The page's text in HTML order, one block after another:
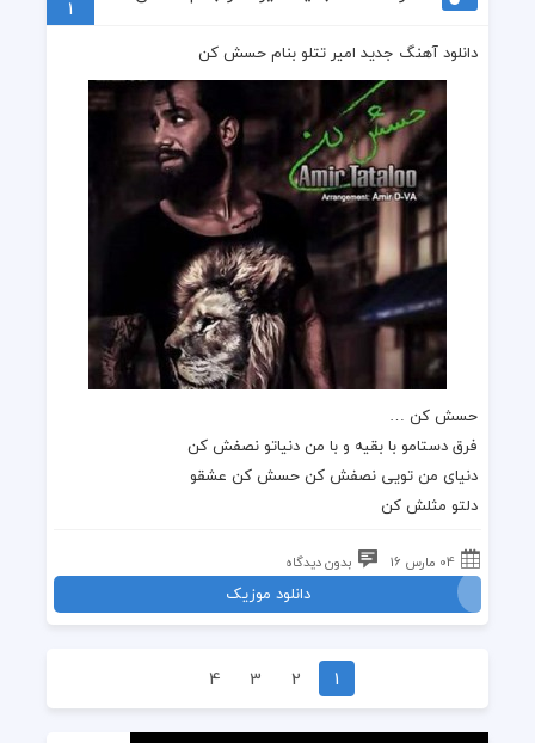
1
دانلود آهنگ جدید امیر تتلو بنام حسش کن
حسش کن …
فرق دستامو با بقیه و با من دنیاتو نصفش کن
دنیای من تویی نصفش کن حسش کن عشقو
دلتو مثلش کن
04 مارس 16 بدون دیدگاه
دانلود موزیک
1
2
3
4